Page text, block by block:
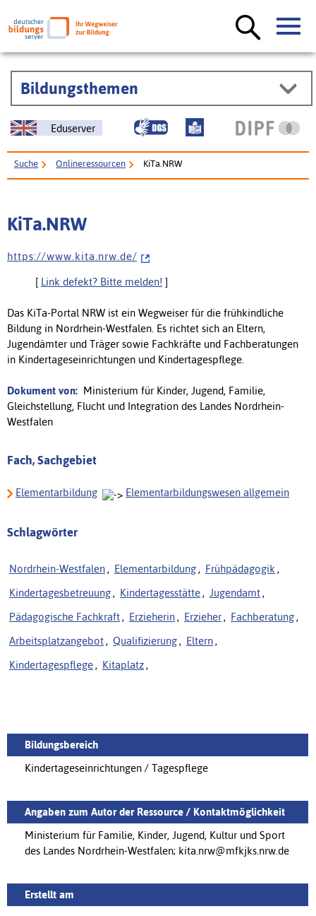
Bildungsthemen
Eduserver
Suche Onlineressourcen KiTa.NRW
KiTa.NRW
h t t p s : / / w w w . k i t a . n r w . d e /
[ Link defekt? Bitte melden! ]
Das KiTa-Portal NRW ist ein Wegweiser für die frühkindliche
Bildung in Nordrhein-Westfalen. Es richtet sich an Eltern,
Jugendämter und Träger sowie Fachkräfte und Fachberatungen
in Kindertageseinrichtungen und Kindertagespflege.
Dokument von: Ministerium für Kinder, Jugend, Familie,
Gleichstellung, Flucht und Integration des Landes Nordrhein-
Westfalen
Fach, Sachgebiet
Elementarbildung Elementarbildungswesen allgemein
Schlagwörter
Nordrhein-Westfalen , Elementarbildung , Frühpädagogik ,
Kindertagesbetreuung , Kindertagesstätte , Jugendamt ,
Pädagogische Fachkraft , Erzieherin , Erzieher , Fachberatung ,
Arbeitsplatzangebot , Qualifizierung , Eltern ,
Kindertagespflege , Kitaplatz ,
Bildungsbereich
Kindertageseinrichtungen / Tagespflege
Angaben zum Autor der Ressource / Kontaktmöglichkeit
Ministerium für Familie, Kinder, Jugend, Kultur und Sport
des Landes Nordrhein-Westfalen; kita.nrw@mfkjks.nrw.de
Erstellt am